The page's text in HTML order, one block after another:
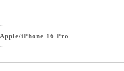
Apple/iPhone 16 Pro